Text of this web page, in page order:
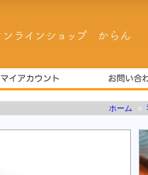
ホーム »